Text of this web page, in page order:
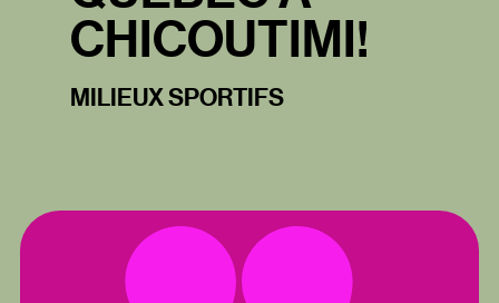
CHICOUTIMI!
MILIEUX SPORTIFS